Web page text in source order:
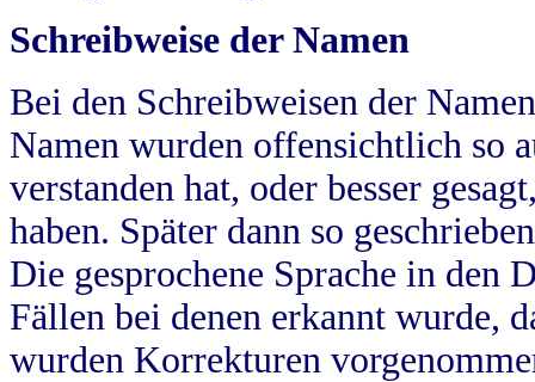
Schreibweise der Namen
Bei den Schreibweisen der
Namen wurden offensichtlich so
verstanden hat, oder besser
haben. Später dann so
Die gesprochene Sprache in
Fällen bei denen erkannt wurde,
wurden Korrekturen